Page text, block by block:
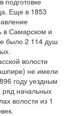
Еще в 1853
в Самарском и
было 2 114 душ
волости
не имели
году уездным
ряд начальных
волости из 1